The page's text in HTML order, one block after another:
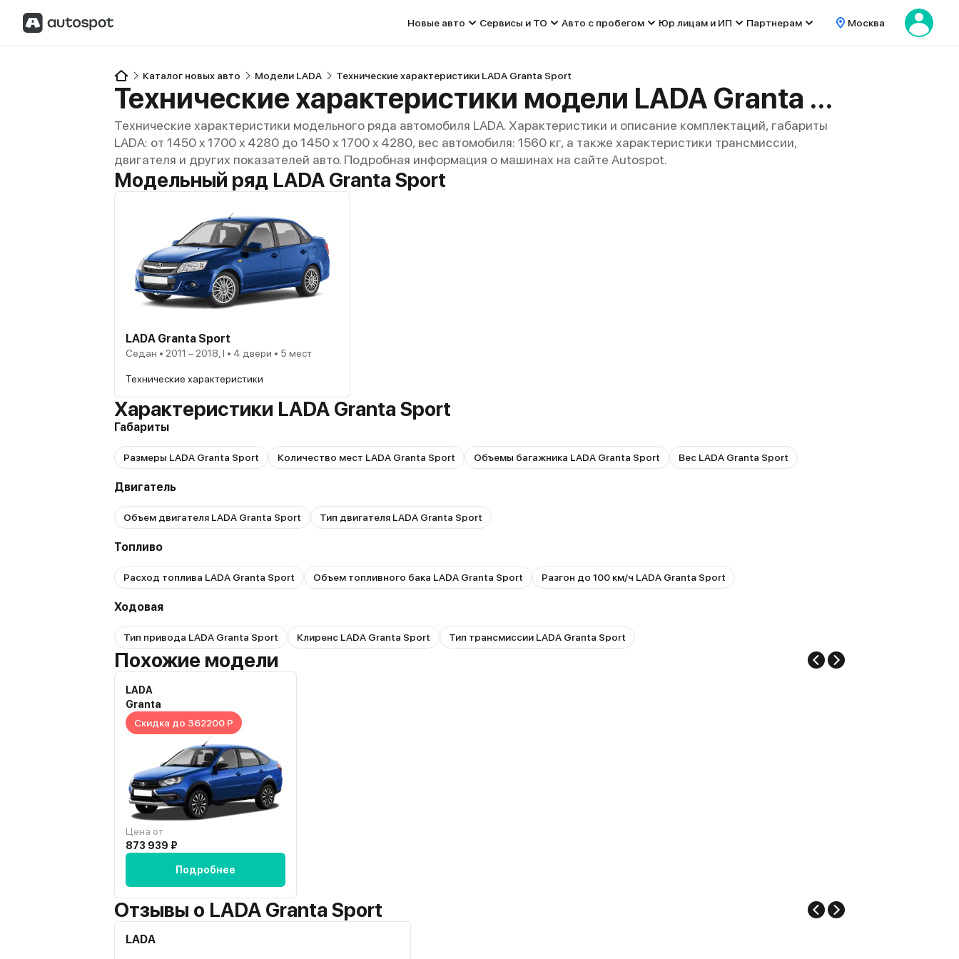
Новые авто Сервисы и ТО Авто с пробегом Юр.лицам и ИП Партнерам Москва
Каталог новых авто Модели LADA Технические характеристики LADA Granta Sport
Технические характеристики модели LADA Granta Sport
Технические характеристики модельного ряда автомобиля LADA. Характеристики и описание комплектаций, габариты
LADA: от 1450 x 1700 x 4280 до 1450 x 1700 x 4280, вес автомобиля: 1560 кг, а также характеристики трансмиссии,
двигателя и других показателей авто. Подробная информация о машинах на сайте Autospot.
Модельный ряд LADA Granta Sport
LADA Granta Sport
Седан • 2011 – 2018, I • 4 двери • 5 мест
Технические характеристики
Характеристики LADA Granta Sport
Габариты
Размеры LADA Granta Sport Количество мест LADA Granta Sport Объемы багажника LADA Granta Sport Вес LADA Granta Sport
Двигатель
Объем двигателя LADA Granta Sport Тип двигателя LADA Granta Sport
Топливо
Расход топлива LADA Granta Sport Объем топливного бака LADA Granta Sport Разгон до 100 км/ч LADA Granta Sport
Ходовая
Тип привода LADA Granta Sport Клиренс LADA Granta Sport Тип трансмиссии LADA Granta Sport
Похожие модели
LADA
Granta
Скидка до 362200 Р
Цена от
873 939 ₽
Подробнее
Отзывы о LADA Granta Sport
LADA